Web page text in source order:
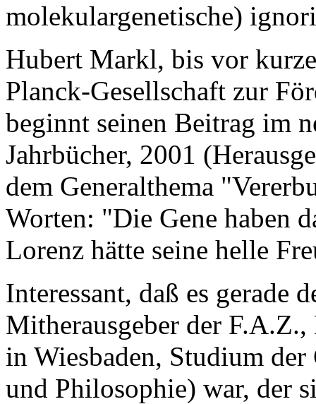
molekulargenetische)
Hubert Markl, bis vor
Planck-Gesellschaft zur
beginnt seinen Beitrag im
Jahrbücher, 2001
dem Generalthema
Worten: "Die Gene haben
Lorenz hätte seine helle
Interessant, daß es gerade
Mitherausgeber der
in Wiesbaden, Studium
und Philosophie) war, der